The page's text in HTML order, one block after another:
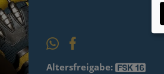
Altersfreigabe: